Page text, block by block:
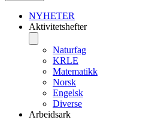
NYHETER
Aktivitetshefter
Naturfag
KRLE
Matematikk
Norsk
Engelsk
Diverse
Arbeidsark